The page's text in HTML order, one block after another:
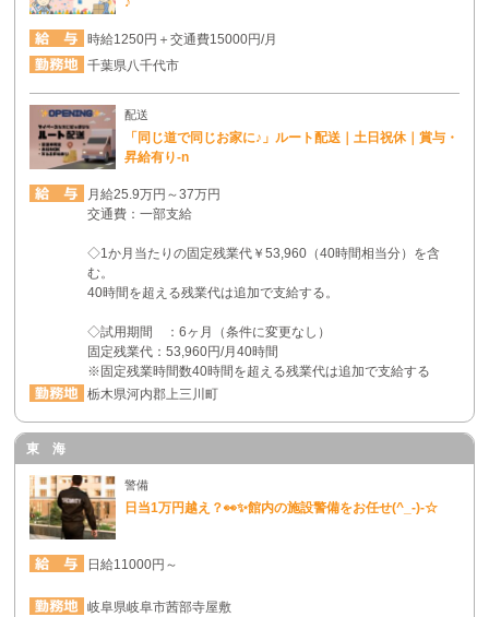
合、すみやかに開示・訂正・削除・利用の停止を
いたします。 【管理者及び連絡先】 個人情報お
問合せ窓口 Tel : 0586-48-5324 (月～金 9:00～
者宛
６．個人情報を与えることの任意性について
ご自身の個人情報について当社に提供することに
ついては任意です。ただし、個人情報を与えなか
った場合、当社は前途の利用目的を遂行すること
できなくなります。
時給1250円＋交通費15000円/月
千葉県八千代市
配送
「同じ道で同じお家に♪」ルート配送｜土日祝休｜賞与・
昇給有り-n
月給25.9万円～37万円
交通費：一部支給
◇1か月当たりの固定残業代￥53,960（40時間相当分）を含
む。
40時間を超える残業代は追加で支給する。
◇試用期間 ：6ヶ月（条件に変更なし）
固定残業代：53,960円/月40時間
※固定残業時間数40時間を超える残業代は追加で支給する
栃木県河内郡上三川町
東 海
警備
日当1万円越え？👀✨館内の施設警備をお任せ(^_-)-☆
日給11000円～
岐阜県岐阜市茜部寺屋敷